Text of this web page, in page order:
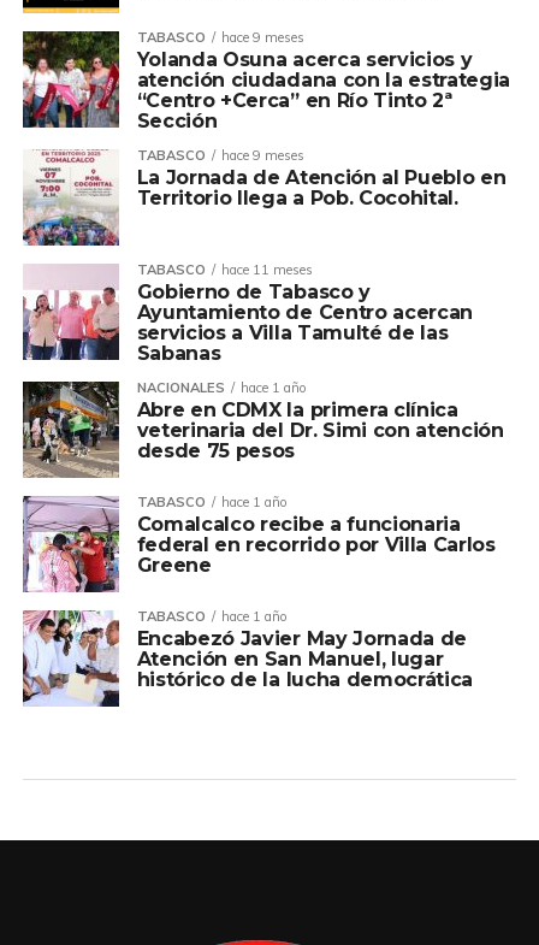
TABASCO hace 9 meses
Yolanda Osuna acerca servicios y
atención ciudadana con la estrategia
“Centro +Cerca” en Río Tinto 2ª
Sección
TABASCO hace 9 meses
La Jornada de Atención al Pueblo en
Territorio llega a Pob. Cocohital.
TABASCO hace 11 meses
Gobierno de Tabasco y
Ayuntamiento de Centro acercan
servicios a Villa Tamulté de las
Sabanas
NACIONALES hace 1 año
Abre en CDMX la primera clínica
veterinaria del Dr. Simi con atención
desde 75 pesos
TABASCO hace 1 año
Comalcalco recibe a funcionaria
federal en recorrido por Villa Carlos
Greene
TABASCO hace 1 año
Encabezó Javier May Jornada de
Atención en San Manuel, lugar
histórico de la lucha democrática